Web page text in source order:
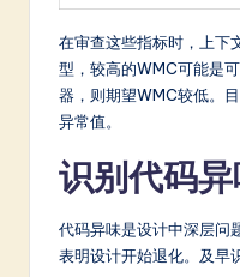
在审查这些指标时，上下
型，较高的WMC可能是
器，则期望WMC较低。
异常值。
识别代码
代码异味是设计中深层问
表明设计开始退化。及早